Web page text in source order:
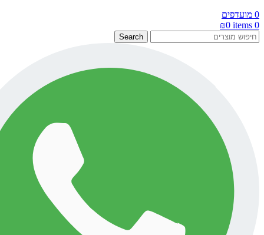
0 מועדפים
0
items
₪0
Search